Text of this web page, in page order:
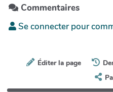
Commentaires
Se connecter pour
Éditer la page